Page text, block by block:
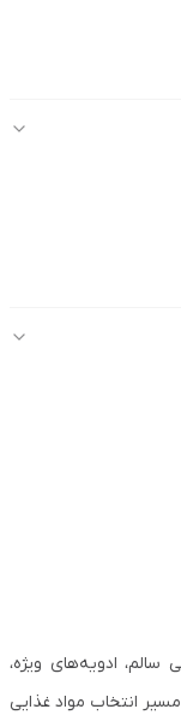
ادویه‌های ویژه،
انتخاب مواد غذایی